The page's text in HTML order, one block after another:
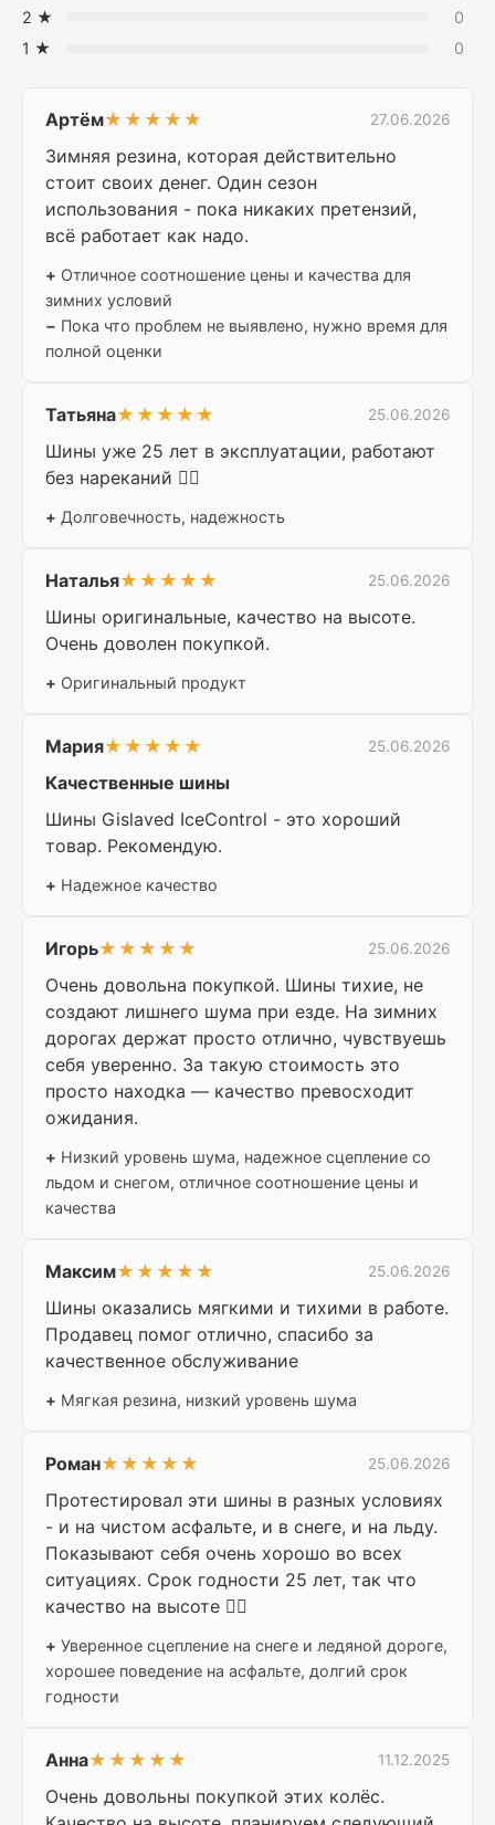
2 ★
0
1 ★
0
Артём★★★★★ 27.06.2026
Зимняя резина, которая действительно
стоит своих денег. Один сезон
использования - пока никаких претензий,
всё работает как надо.
+ Отличное соотношение цены и качества для
зимних условий
− Пока что проблем не выявлено, нужно время для
полной оценки
Татьяна★★★★★ 25.06.2026
Шины уже 25 лет в эксплуатации, работают
без нареканий 👍🏻
+ Долговечность, надежность
Наталья★★★★★ 25.06.2026
Шины оригинальные, качество на высоте.
Очень доволен покупкой.
+ Оригинальный продукт
Мария★★★★★ 25.06.2026
Качественные шины
Шины Gislaved IceControl - это хороший
товар. Рекомендую.
+ Надежное качество
Игорь★★★★★ 25.06.2026
Очень довольна покупкой. Шины тихие, не
создают лишнего шума при езде. На зимних
дорогах держат просто отлично, чувствуешь
себя уверенно. За такую стоимость это
просто находка — качество превосходит
ожидания.
+ Низкий уровень шума, надежное сцепление со
льдом и снегом, отличное соотношение цены и
качества
Максим★★★★★ 25.06.2026
Шины оказались мягкими и тихими в работе.
Продавец помог отлично, спасибо за
качественное обслуживание
+ Мягкая резина, низкий уровень шума
Роман★★★★★ 25.06.2026
Протестировал эти шины в разных условиях
- и на чистом асфальте, и в снеге, и на льду.
Показывают себя очень хорошо во всех
ситуациях. Срок годности 25 лет, так что
качество на высоте 👍🏻
+ Уверенное сцепление на снеге и ледяной дороге,
хорошее поведение на асфальте, долгий срок
годности
Анна★★★★★ 11.12.2025
Очень довольны покупкой этих колёс.